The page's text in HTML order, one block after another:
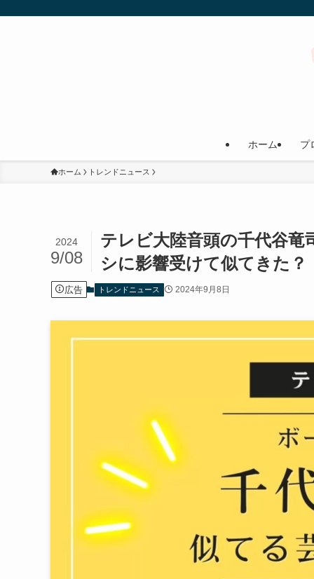
ホーム プ
ホーム トレンドニュース
テレビ大陸音頭の千代谷竜
シに影響受けて似てきた？
2024
9/08
広告 トレンドニュース 2024年9月8日